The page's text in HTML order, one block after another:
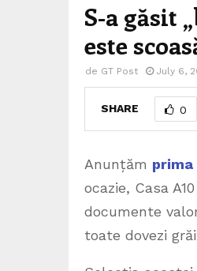
S-a găsit
este
de GT Post July 6,
SHARE 0
Anunțăm
ocazie, Casa
documente
toate dovezi